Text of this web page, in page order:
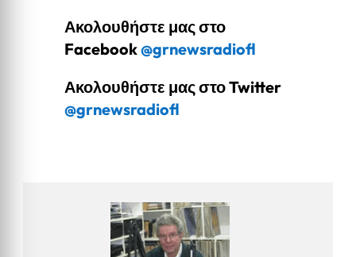
Ακολουθήστε μας στο
Facebook@grnewsradiofl
Ακολουθήστε μας στο Twitter
@grnewsradiofl